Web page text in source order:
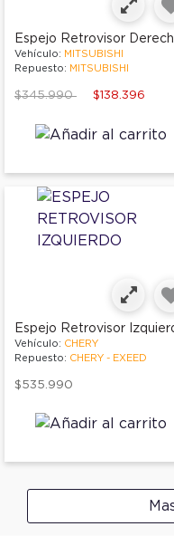
Espejo Retrovisor
Vehículo: MITSUBISHI
Repuesto: MITSUBISHI
Price reduced from
$345.990to $138.396
Espejo Retrovisor
Vehículo: CHERY
Repuesto: CHERY - EXEED
$535.990